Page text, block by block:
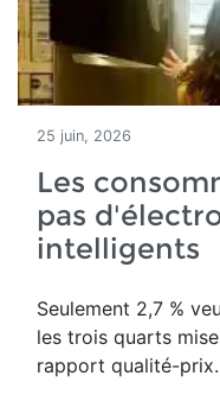
25 juin, 2026
Les
pas
intelligents
Seulement 2,7 %
les trois quarts
rapport qualité-prix.